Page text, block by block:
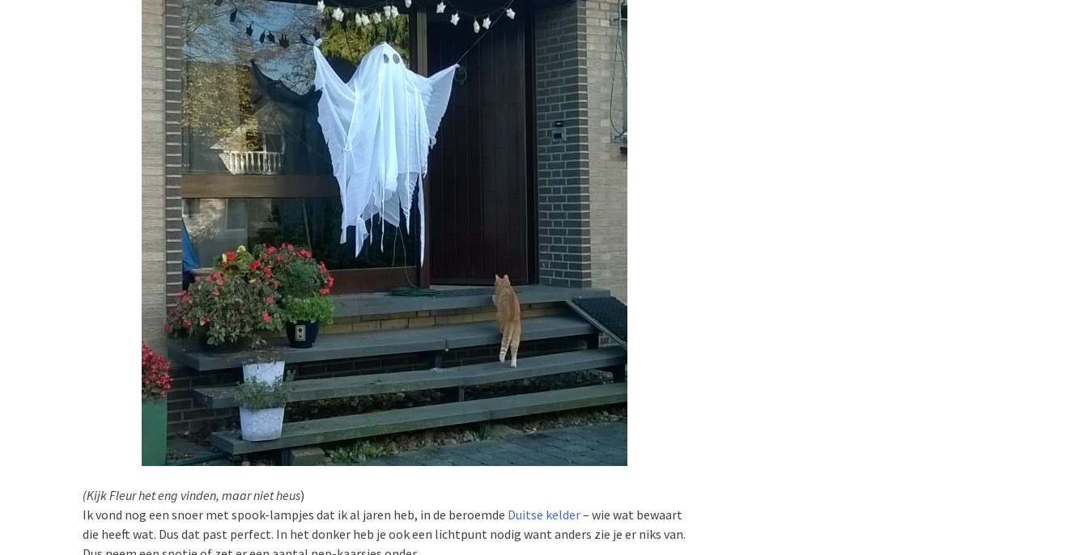
(Kijk Fleur het eng vinden, maar niet heus)
Ik vond nog een snoer met spook-lampjes dat ik al jaren heb, in de beroemde Duitse kelder– wie wat bewaart
die heeft wat. Dus dat past perfect. In het donker heb je ook een lichtpunt nodig want anders zie je er niks van.